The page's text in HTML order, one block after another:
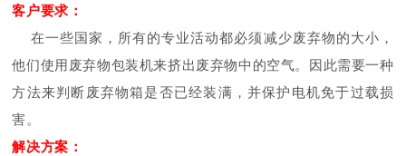
客户要求：
在一些国家，所有的专业活动都必须减少废弃物的大小，
他们使用废弃物包装机来挤出废弃物中的空气。因此需要一种
方法来判断废弃物箱是否已经装满，并保护电机免于过载损
害。
解决方案 ：